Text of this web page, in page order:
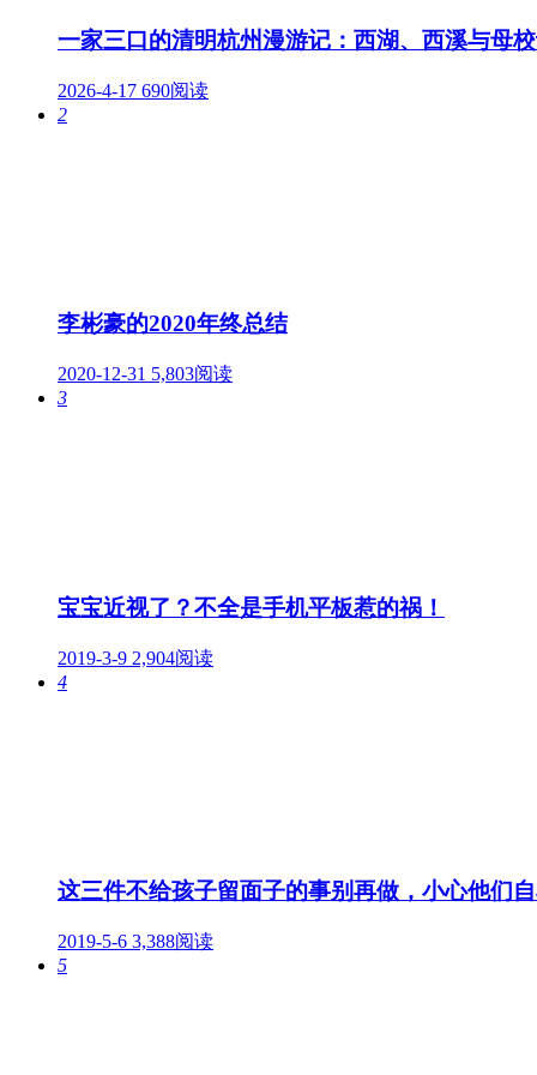
一家三口的清明杭州漫游记：西湖、西溪与母
2026-4-17 690阅读
2
李彬豪的2020年终总结
2020-12-31 5,803阅读
3
宝宝近视了？不全是手机平板惹的祸！
2019-3-9 2,904阅读
4
这三件不给孩子留面子的事别再做，小心他们
2019-5-6 3,388阅读
5